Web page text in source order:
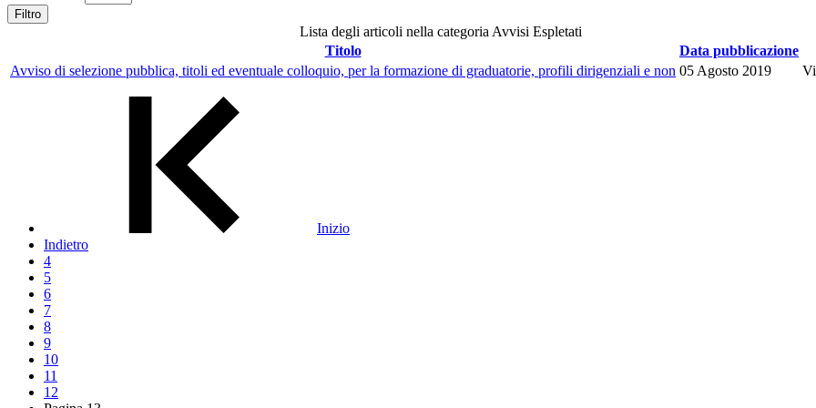
Filtro
Lista degli articoli nella categoria Avvisi Espletati
Titolo
Data pubblicazione
Avviso di selezione pubblica, titoli ed eventuale colloquio, per la formazione di graduatorie, profili dirigenziali e non 05 Agosto 2019
Inizio
Indietro
4
5
6
7
8
9
10
11
12